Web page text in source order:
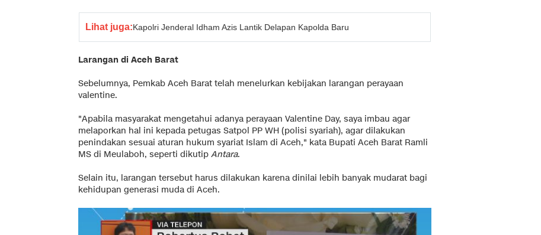
Lihat juga:Kapolri Jenderal Idham Azis Lantik Delapan Kapolda Baru
Larangan di Aceh Barat
Sebelumnya, Pemkab Aceh Barat telah menelurkan kebijakan larangan perayaan
valentine.
"Apabila masyarakat mengetahui adanya perayaan Valentine Day, saya imbau agar
melaporkan hal ini kepada petugas Satpol PP WH (polisi syariah), agar dilakukan
penindakan sesuai aturan hukum syariat Islam di Aceh," kata Bupati Aceh Barat Ramli
MS di Meulaboh, seperti dikutip Antara.
Selain itu, larangan tersebut harus dilakukan karena dinilai lebih banyak mudarat bagi
kehidupan generasi muda di Aceh.